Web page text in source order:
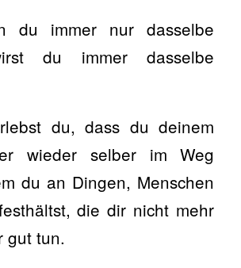
du immer nur dasselbe
du immer dasselbe
du, dass du deinem
wieder selber im Weg
du an Dingen, Menschen
die dir nicht mehr
gut tun.